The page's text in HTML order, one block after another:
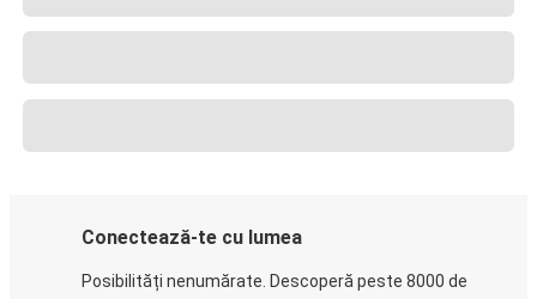
Conectează-te cu lumea
Posibilități nenumărate. Descoperă peste 8000 de